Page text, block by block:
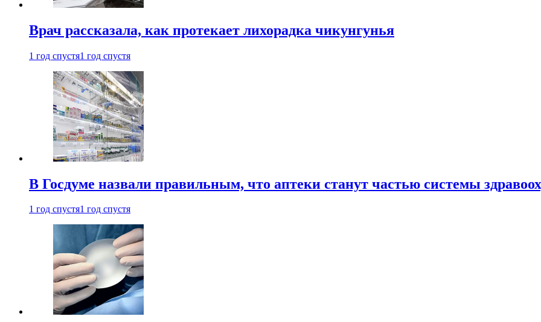
Врач рассказала, как протекает лихорадка чикунгунья
1 год спустя1 год спустя
В Госдуме назвали правильным, что аптеки станут частью системы
1 год спустя1 год спустя